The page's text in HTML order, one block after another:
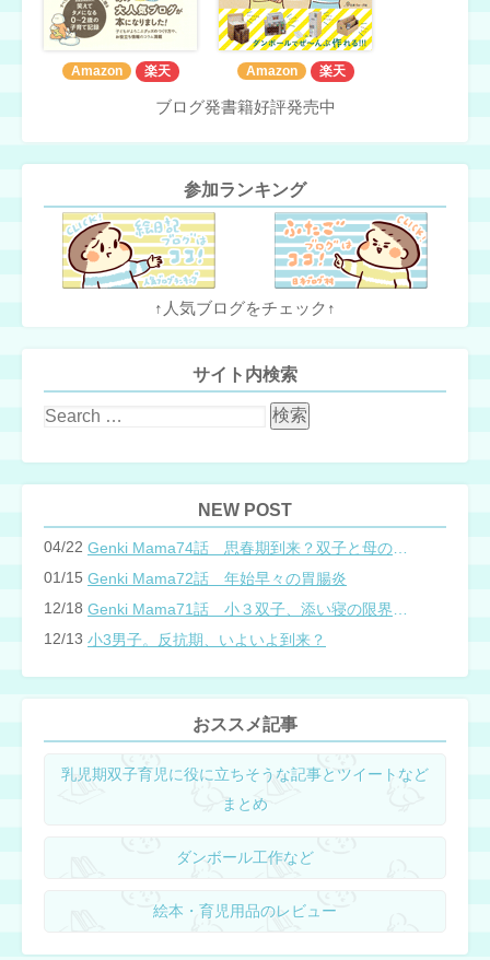
Amazon 楽天 Amazon 楽天
ブログ発書籍好評発売中
参加ランキング
↑人気ブログをチェック↑
サイト内検索
NEW POST
04/22
01/15 Genki Mama72話 年始早々の胃腸炎
12/18
12/13 小3男子。反抗期、いよいよ到来？
おススメ記事
乳児期双子育児に役に立ちそうな記事とツイートなど
まとめ
ダンボール工作など
絵本・育児用品のレビュー